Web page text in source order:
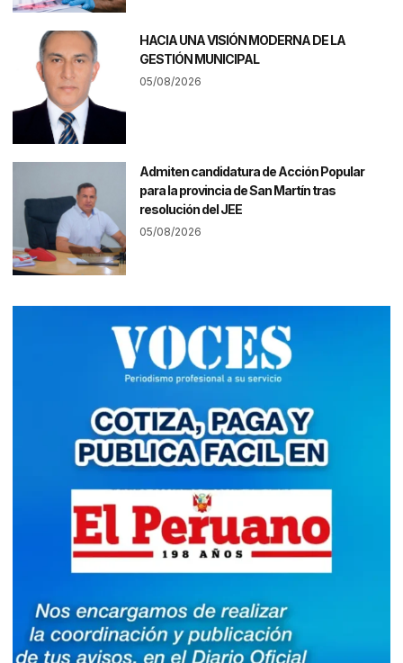
HACIA UNA VISIÓN MODERNA DE LA
GESTIÓN MUNICIPAL
05/08/2026
Admiten candidatura de Acción Popular
para la provincia de San Martín tras
resolución del JEE
05/08/2026